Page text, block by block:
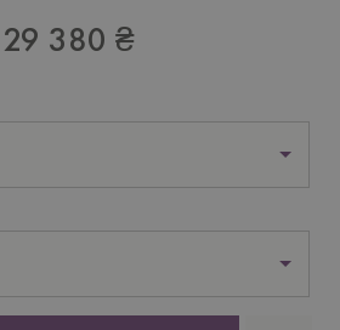
29 380 ₴